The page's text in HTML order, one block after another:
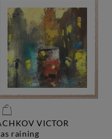
VICTOR
raining